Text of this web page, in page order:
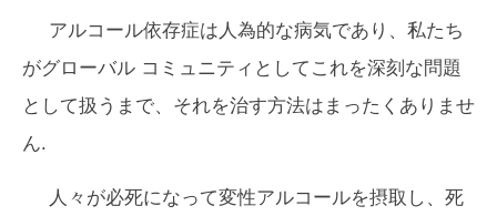
アルコール依存症は人為的な病気であり、私たち
がグローバル コミュニティとしてこれを深刻な問題
として扱うまで、それを治す方法はまったくありませ
ん.
人々が必死になって変性アルコールを摂取し、死